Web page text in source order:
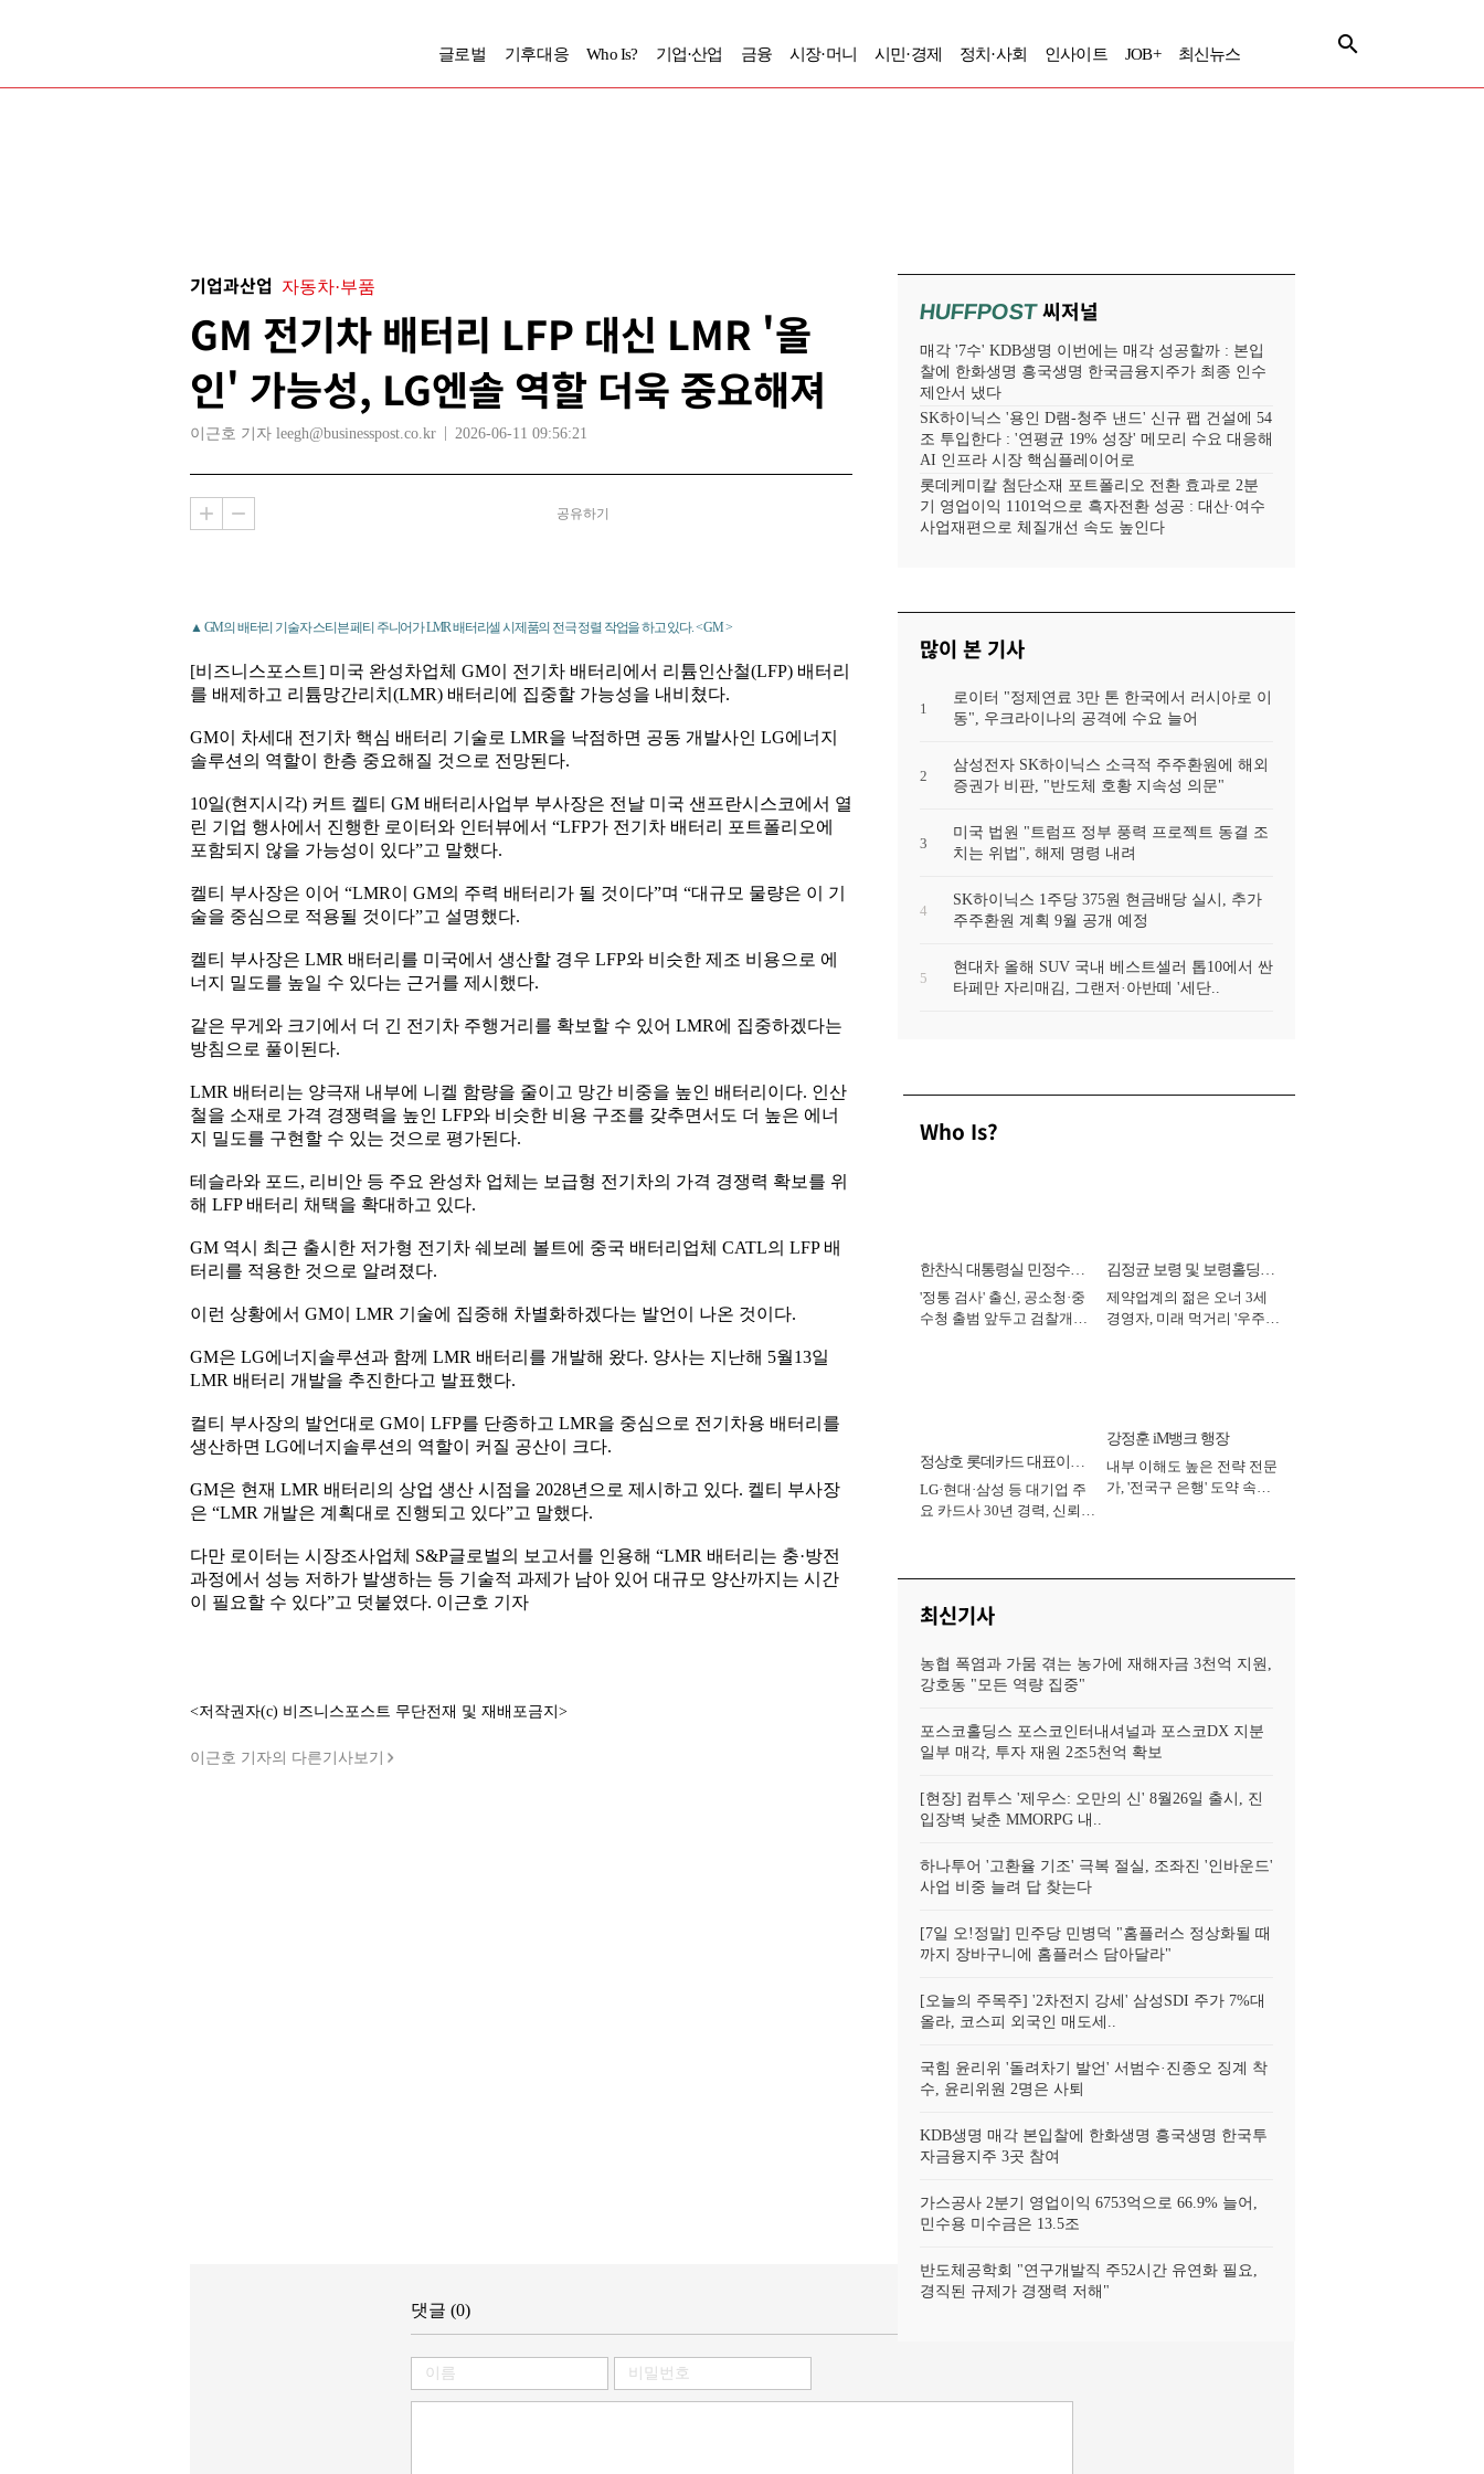
글로벌 기후대응 Who Is? 기업·산업 금융 시장·머니 시민·경제 정치·사회 인사이트 JOB+ 최신뉴스
기업과산업 자동차·부품
GM 전기차 배터리 LFP 대신 LMR '올
인' 가능성, LG엔솔 역할 더욱 중요해져
이근호 기자 leegh@businesspost.co.kr 2026-06-11 09:56:21
공유하기
▲ GM의 배터리 기술자 스티븐 페티 주니어가 LMR 배터리셀 시제품의 전극 정렬 작업을 하고 있다. < GM >
[비즈니스포스트] 미국 완성차업체 GM이 전기차 배터리에서 리튬인산철(LFP) 배터리
를 배제하고 리튬망간리치(LMR) 배터리에 집중할 가능성을 내비쳤다.
GM이 차세대 전기차 핵심 배터리 기술로 LMR을 낙점하면 공동 개발사인 LG에너지
솔루션의 역할이 한층 중요해질 것으로 전망된다.
10일(현지시각) 커트 켈티 GM 배터리사업부 부사장은 전날 미국 샌프란시스코에서 열
린 기업 행사에서 진행한 로이터와 인터뷰에서 “LFP가 전기차 배터리 포트폴리오에
포함되지 않을 가능성이 있다”고 말했다.
켈티 부사장은 이어 “LMR이 GM의 주력 배터리가 될 것이다”며 “대규모 물량은 이 기
술을 중심으로 적용될 것이다”고 설명했다.
켈티 부사장은 LMR 배터리를 미국에서 생산할 경우 LFP와 비슷한 제조 비용으로 에
너지 밀도를 높일 수 있다는 근거를 제시했다.
같은 무게와 크기에서 더 긴 전기차 주행거리를 확보할 수 있어 LMR에 집중하겠다는
방침으로 풀이된다.
LMR 배터리는 양극재 내부에 니켈 함량을 줄이고 망간 비중을 높인 배터리이다. 인산
철을 소재로 가격 경쟁력을 높인 LFP와 비슷한 비용 구조를 갖추면서도 더 높은 에너
지 밀도를 구현할 수 있는 것으로 평가된다.
테슬라와 포드, 리비안 등 주요 완성차 업체는 보급형 전기차의 가격 경쟁력 확보를 위
해 LFP 배터리 채택을 확대하고 있다.
GM 역시 최근 출시한 저가형 전기차 쉐보레 볼트에 중국 배터리업체 CATL의 LFP 배
터리를 적용한 것으로 알려졌다.
이런 상황에서 GM이 LMR 기술에 집중해 차별화하겠다는 발언이 나온 것이다.
GM은 LG에너지솔루션과 함께 LMR 배터리를 개발해 왔다. 양사는 지난해 5월13일
LMR 배터리 개발을 추진한다고 발표했다.
컬티 부사장의 발언대로 GM이 LFP를 단종하고 LMR을 중심으로 전기차용 배터리를
생산하면 LG에너지솔루션의 역할이 커질 공산이 크다.
GM은 현재 LMR 배터리의 상업 생산 시점을 2028년으로 제시하고 있다. 켈티 부사장
은 “LMR 개발은 계획대로 진행되고 있다”고 말했다.
다만 로이터는 시장조사업체 S&P글로벌의 보고서를 인용해 “LMR 배터리는 충·방전
과정에서 성능 저하가 발생하는 등 기술적 과제가 남아 있어 대규모 양산까지는 시간
이 필요할 수 있다”고 덧붙였다. 이근호 기자
<저작권자(c) 비즈니스포스트 무단전재 및 재배포금지>
이근호 기자의 다른기사보기
HUFFPOST씨저널
매각 '7수' KDB생명 이번에는 매각 성공할까 : 본입
찰에 한화생명 흥국생명 한국금융지주가 최종 인수
제안서 냈다
SK하이닉스 '용인 D램-청주 낸드' 신규 팹 건설에 54
조 투입한다 : '연평균 19% 성장' 메모리 수요 대응해
AI 인프라 시장 핵심플레이어로
롯데케미칼 첨단소재 포트폴리오 전환 효과로 2분
기 영업이익 1101억으로 흑자전환 성공 : 대산·여수
사업재편으로 체질개선 속도 높인다
많이 본 기사
1
로이터 "정제연료 3만 톤 한국에서 러시아로 이
동", 우크라이나의 공격에 수요 늘어
2
삼성전자 SK하이닉스 소극적 주주환원에 해외
증권가 비판, "반도체 호황 지속성 의문"
3
미국 법원 "트럼프 정부 풍력 프로젝트 동결 조
치는 위법", 해제 명령 내려
4
SK하이닉스 1주당 375원 현금배당 실시, 추가
주주환원 계획 9월 공개 예정
5
현대차 올해 SUV 국내 베스트셀러 톱10에서 싼
타페만 자리매김, 그랜저·아반떼 '세단..
Who Is?
한찬식 대통령실 민정수석
비서관
'정통 검사' 출신, 공소청·중
수청 출범 앞두고 검찰개혁
김정균 보령 및 보령홀딩스
대표이사 사장
제약업계의 젊은 오너 3세
경영자, 미래 먹거리 '우주와
정상호 롯데카드 대표이사
사장
LG·현대·삼성 등 대기업 주
요 카드사 30년 경력, 신뢰
강정훈 iM뱅크 행장
내부 이해도 높은 전략 전문
가, '전국구 은행' 도약 속도
최신기사
농협 폭염과 가뭄 겪는 농가에 재해자금 3천억 지원,
강호동 "모든 역량 집중"
포스코홀딩스 포스코인터내셔널과 포스코DX 지분
일부 매각, 투자 재원 2조5천억 확보
[현장] 컴투스 '제우스: 오만의 신' 8월26일 출시, 진
입장벽 낮춘 MMORPG 내..
하나투어 '고환율 기조' 극복 절실, 조좌진 '인바운드'
사업 비중 늘려 답 찾는다
[7일 오!정말] 민주당 민병덕 "홈플러스 정상화될 때
까지 장바구니에 홈플러스 담아달라"
[오늘의 주목주] '2차전지 강세' 삼성SDI 주가 7%대
올라, 코스피 외국인 매도세..
국힘 윤리위 '돌려차기 발언' 서범수·진종오 징계 착
수, 윤리위원 2명은 사퇴
KDB생명 매각 본입찰에 한화생명 흥국생명 한국투
자금융지주 3곳 참여
가스공사 2분기 영업이익 6753억으로 66.9% 늘어,
민수용 미수금은 13.5조
반도체공학회 "연구개발직 주52시간 유연화 필요,
경직된 규제가 경쟁력 저해"
댓글 (0)